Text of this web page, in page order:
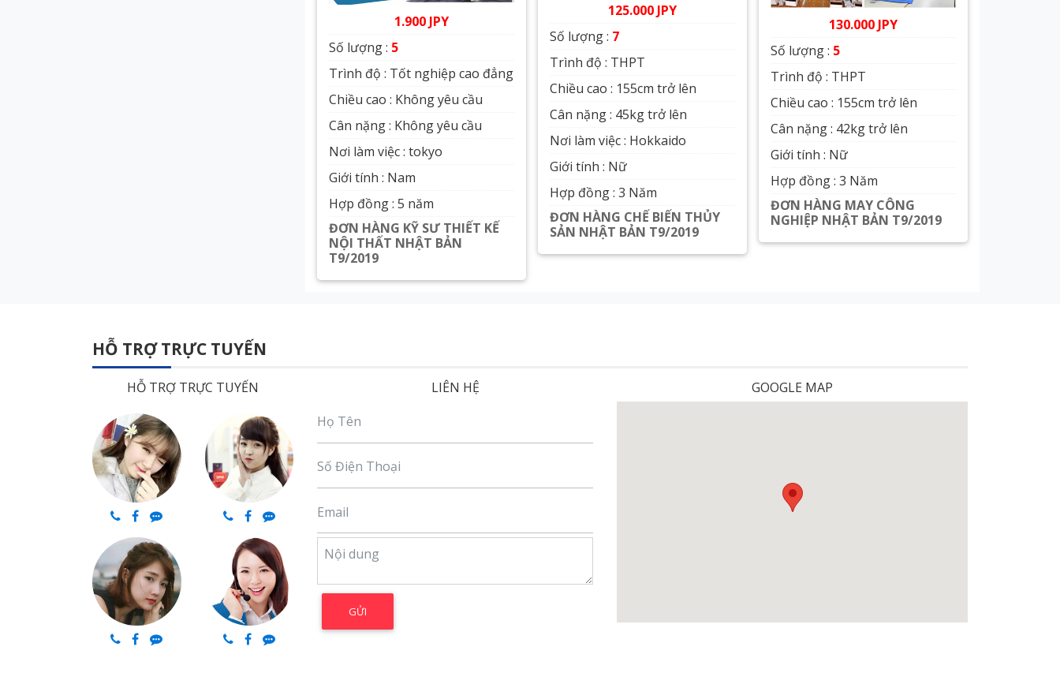
1.900 JPY
Số lượng : 5
Trình độ : Tốt nghiệp cao đẳng
Chiều cao : Không yêu cầu
Cân nặng : Không yêu cầu
Nơi làm việc : tokyo
Giới tính : Nam
Hợp đồng : 5 năm
ĐƠN HÀNG KỸ SƯ THIẾT KẾ
NỘI THẤT NHẬT BẢN
T9/2019
Xem chi tiết
125.000 JPY
Số lượng : 7
Trình độ : THPT
Chiều cao : 155cm trở lên
Cân nặng : 45kg trở lên
Nơi làm việc : Hokkaido
Giới tính : Nữ
Hợp đồng : 3 Năm
ĐƠN HÀNG CHẾ BIẾN THỦY
SẢN NHẬT BẢN T9/2019
Xem chi tiết
130.000 JPY
Số lượng : 5
Trình độ : THPT
Chiều cao : 155cm trở lên
Cân nặng : 42kg trở lên
Giới tính : Nữ
Hợp đồng : 3 Năm
ĐƠN HÀNG MAY CÔNG
NGHIỆP NHẬT BẢN T9/2019
Xem chi tiết
HỖ TRỢ TRỰC TUYẾN
HỖ TRỢ TRỰC TUYẾN LIÊN HỆ GOOGLE MAP